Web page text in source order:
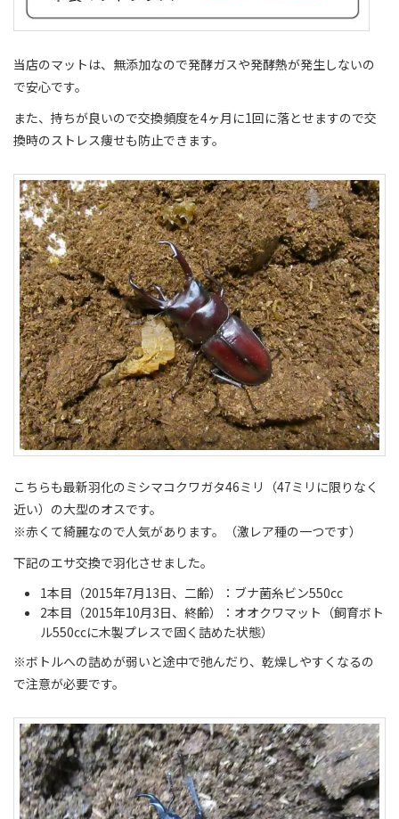
当店のマットは、無添加なので発酵ガスや発酵熱が発生しないの
で安心です。
また、持ちが良いので交換頻度を4ヶ月に1回に落とせますので交
換時のストレス痩せも防止できます。
こちらも最新羽化のミシマコクワガタ46ミリ（47ミリに限りなく
近い）の大型のオスです。
※赤くて綺麗なので人気があります。（激レア種の一つです）
下記のエサ交換で羽化させました。
1本目（2015年7月13日、二齢）：ブナ菌糸ビン550cc
2本目（2015年10月3日、終齢）：オオクワマット（飼育ボト
ル550ccに木製プレスで固く詰めた状態）
※ボトルへの詰めが弱いと途中で弛んだり、乾燥しやすくなるの
で注意が必要です。